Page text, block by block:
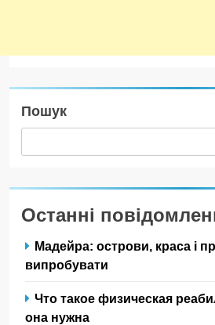
Пошук
Останні
Мадейра: острови, краса і
випробувати
Что такое физическая
она нужна